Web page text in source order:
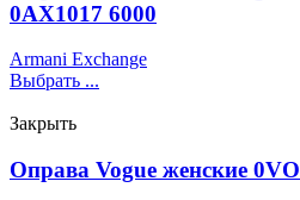
0AX1017 6000
Armani Exchange
Выбрать ...
Закрыть
Оправа Vogue женские